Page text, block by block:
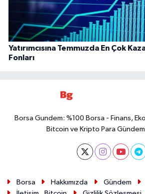
Yatırımcısına Temmuzda En Çok
Fonları
Borsa Gundem: %100 Borsa - Finans,
Bitcoin ve Kripto Para
Borsa Hakkımızda Gündem